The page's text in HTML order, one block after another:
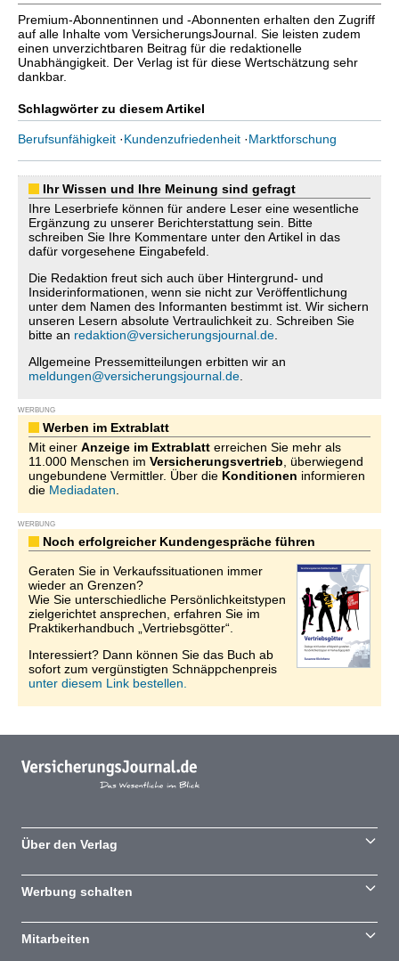
Premium-Abonnentinnen und -Abonnenten erhalten den Zugriff
auf alle Inhalte vom VersicherungsJournal. Sie leisten zudem
einen unverzichtbaren Beitrag für die redaktionelle
Unabhängigkeit. Der Verlag ist für diese Wertschätzung sehr
dankbar.
Schlagwörter zu diesem Artikel
Berufsunfähigkeit ·Kundenzufriedenheit ·Marktforschung
Ihr Wissen und Ihre Meinung sind gefragt
Ihre Leserbriefe können für andere Leser eine wesentliche
Ergänzung zu unserer Berichterstattung sein. Bitte
schreiben Sie Ihre Kommentare unter den Artikel in das
dafür vorgesehene Eingabefeld.
Die Redaktion freut sich auch über Hintergrund- und
Insiderinformationen, wenn sie nicht zur Veröffentlichung
unter dem Namen des Informanten bestimmt ist. Wir sichern
unseren Lesern absolute Vertraulichkeit zu. Schreiben Sie
bitte an redaktion@versicherungsjournal.de
Allgemeine Pressemitteilungen erbitten wir an
meldungen@versicherungsjournal.de
WERBUNG
Werben im Extrablatt
Mit einer Anzeige im Extrablatt erreichen Sie mehr als
11.000 Menschen im Versicherungsvertrieb , überwiegend
ungebundene Vermittler. Über die Konditionen informieren
die Mediadaten
WERBUNG
Noch erfolgreicher Kundengespräche führen
Geraten Sie in Verkaufssituationen immer
wieder an Grenzen?
Wie Sie unterschiedliche Persönlichkeitstypen
zielgerichtet ansprechen, erfahren Sie im
Praktikerhandbuch „Vertriebsgötter“.
Interessiert? Dann können Sie das Buch ab
sofort zum vergünstigten Schnäppchenpreis
unter diesem Link bestellen.
Über den Verlag
Werbung schalten
Mitarbeiten